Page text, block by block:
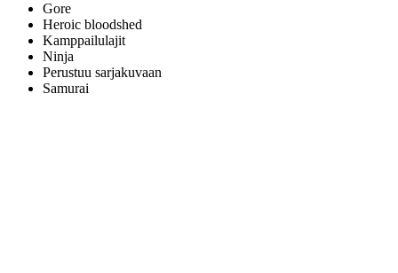
Gore
Heroic bloodshed
Kamppailulajit
Ninja
Perustuu sarjakuvaan
Samurai